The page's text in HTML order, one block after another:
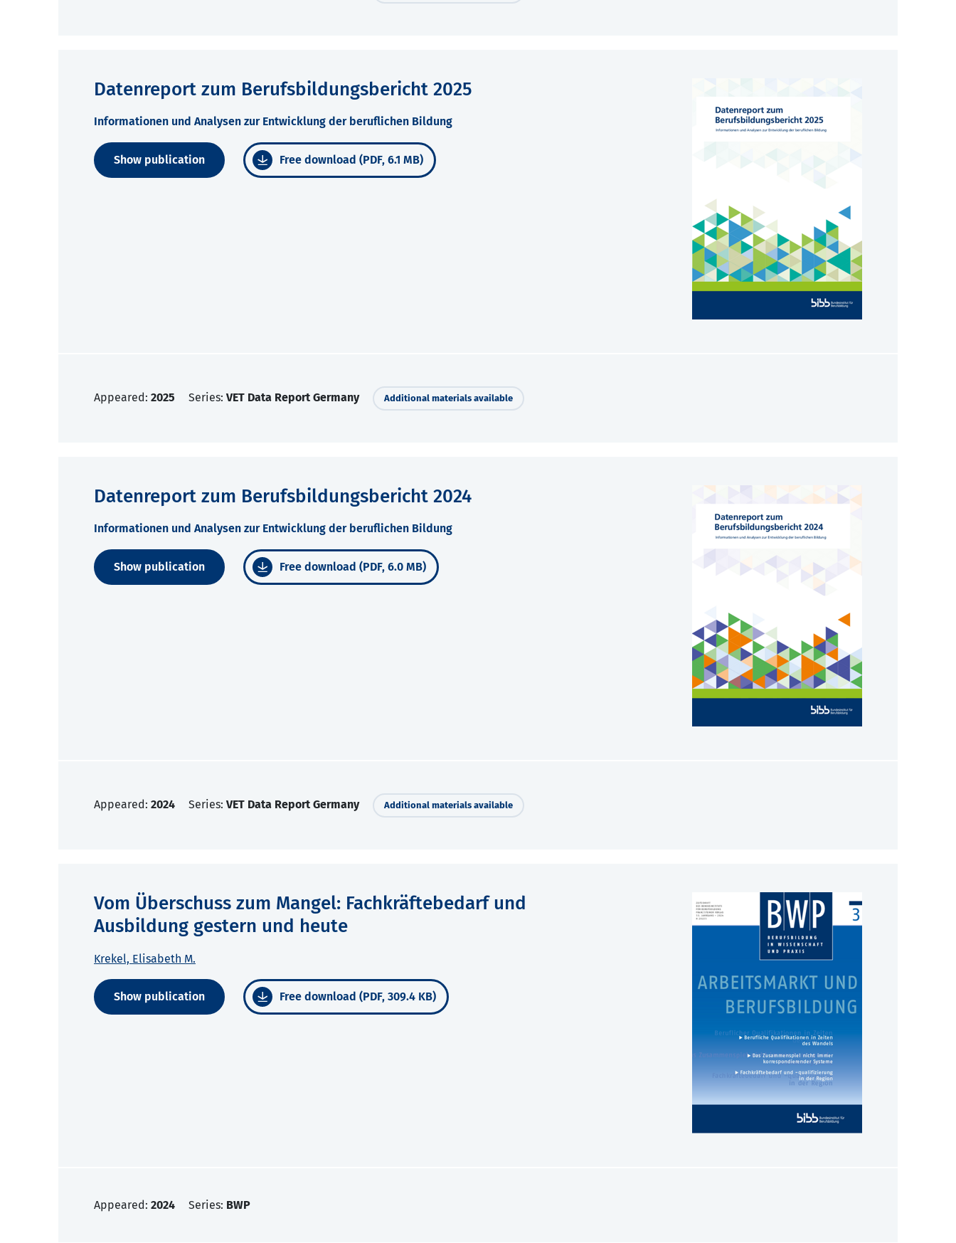
Datenreport zum Berufsbildungsbericht 2025
Informationen und Analysen zur Entwicklung der beruflichen Bildung
Show publication Free download (PDF, 6.1 MB)
Appeared: 2025 Series: VET Data Report Germany Additional materials available
Datenreport zum Berufsbildungsbericht 2024
Informationen und Analysen zur Entwicklung der beruflichen Bildung
Show publication Free download (PDF, 6.0 MB)
Appeared: 2024 Series: VET Data Report Germany Additional materials available
Vom Überschuss zum Mangel: Fachkräftebedarf und
Ausbildung gestern und heute
Krekel, Elisabeth M.
Show publication Free download (PDF, 309.4 KB)
Appeared: 2024 Series: BWP